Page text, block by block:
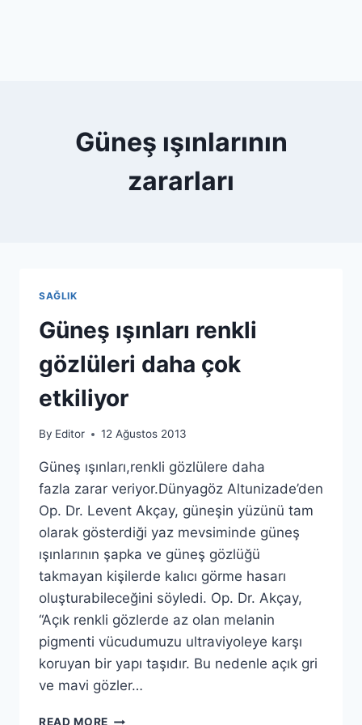
Güneş ışınlarının
zararları
SAĞLIK
Güneş ışınları renkli
gözlüleri daha çok
etkiliyor
By Editor 12 Ağustos 2013
Güneş ışınları,renkli gözlülere daha
fazla zarar veriyor.Dünyagöz Altunizade’den
Op. Dr. Levent Akçay, güneşin yüzünü tam
olarak gösterdiği yaz mevsiminde güneş
ışınlarının şapka ve güneş gözlüğü
takmayan kişilerde kalıcı görme hasarı
oluşturabileceğini söyledi. Op. Dr. Akçay,
“Açık renkli gözlerde az olan melanin
pigmenti vücudumuzu ultraviyoleye karşı
koruyan bir yapı taşıdır. Bu nedenle açık gri
ve mavi gözler…
READ MORE GÜNEŞ